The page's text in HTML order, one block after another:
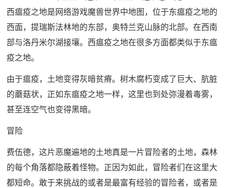
西瘟疫之地是网络游戏魔兽世界中地图，位于东瘟疫之地的
西面，提瑞斯法林地的东部，奥特兰克山脉的北部。在西南
部与洛丹米尔湖接壤。西瘟疫之地在很多方面都类似于东瘟
疫之地。
由于瘟疫，土地变得灰暗贫瘠。树木腐朽变成了巨大、肮脏
的蘑菇状，正如东瘟疫之地一样，这里也到处弥漫着毒雾，
甚至连空气也变得黑暗。
冒险
费伍德，这片恶魔遍地的土地真是一片冒险者的土地，森林
的每个角落都隐蔽着怪物。正因为如此，冒险者们在这里大
都短命。敢于来挑战的或者是最富有经验的冒险者，或者是